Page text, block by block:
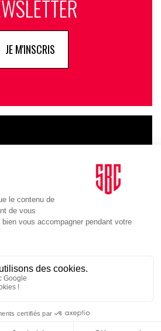
JE M'INSCRIS
LE GROUPE